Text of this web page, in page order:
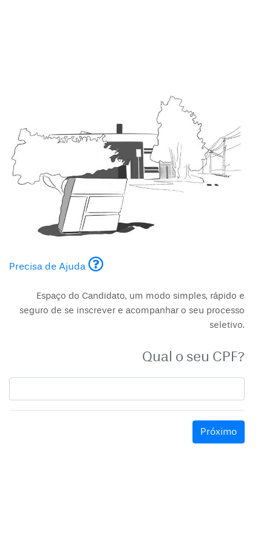
Precisa de Ajuda
Espaço do Candidato, um modo simples, rápido e
seguro de se inscrever e acompanhar o seu processo
seletivo.
Qual o seu CPF?
Próximo